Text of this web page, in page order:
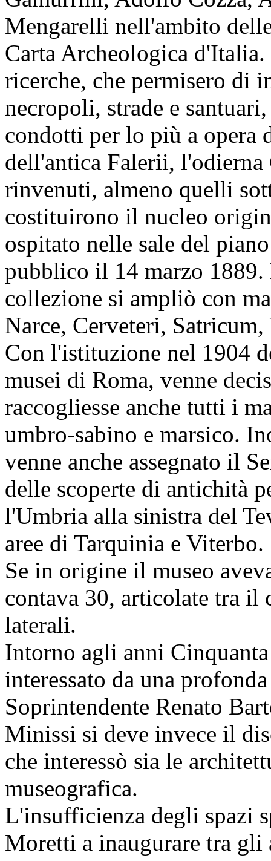
Mengarelli nell'ambito
Carta Archeologica d'Italia.
ricerche, che permisero di
necropoli, strade e
condotti per lo più a
dell'antica Falerii,
rinvenuti, almeno quelli
costituirono il nucleo
ospitato nelle sale del
pubblico il 14 marzo
collezione si ampliò con
Narce, Cerveteri, Satricum,
Con l'istituzione nel 1904
musei di Roma, venne
raccogliesse anche tutti i
umbro-sabino e marsico.
venne anche assegnato il
delle scoperte di antichità
l'Umbria alla sinistra del
aree di Tarquinia e Viterbo.
Se in origine il museo
contava 30, articolate tra
laterali.
Intorno agli anni
interessato da una
Soprintendente Renato
Minissi si deve invece il
che interessò sia le
museografica.
L'insufficienza degli spazi
Moretti a inaugurare tra gli